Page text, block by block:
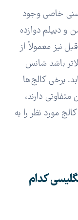
خاصی وجود
و دیپلم دوازده
نیز معمولاً از
باشد شانس
برخی کالج‌ها
دارند،
مورد نظر را به
کدام